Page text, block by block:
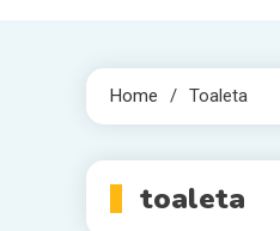
Home Toaleta
toaleta